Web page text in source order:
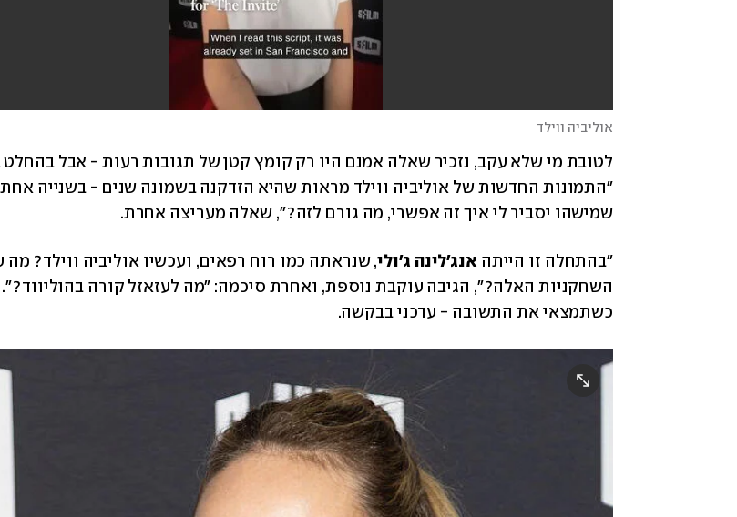
אוליביה ווילד
שמישהו יסביר לי איך זה אפשרי, מה גורם לזה?", שאלה מעריצה אחרת.
"בהתחלה זו הייתה אנג'לינה ג'ולי
כשתמצאי את התשובה - עדכני בבקשה.